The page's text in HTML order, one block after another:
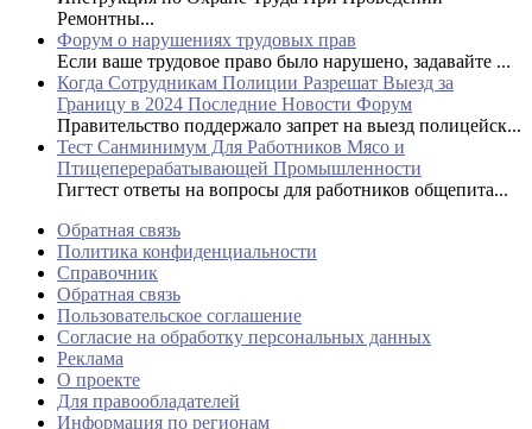
Ремонтны...
Форум о нарушениях трудовых прав
Если ваше трудовое право было нарушено, задавайте ...
Когда Сотрудникам Полиции Разрешат Выезд за
Границу в 2024 Последние Новости Форум
Правительство поддержало запрет на выезд полицейск...
Тест Санминимум Для Работников Мясо и
Птицеперерабатывающей Промышленности
Гигтест ответы на вопросы для работников общепита...
Обратная связь
Политика конфиденциальности
Справочник
Обратная связь
Пользовательское соглашение
Согласие на обработку персональных данных
Реклама
О проекте
Для правообладателей
Информация по регионам